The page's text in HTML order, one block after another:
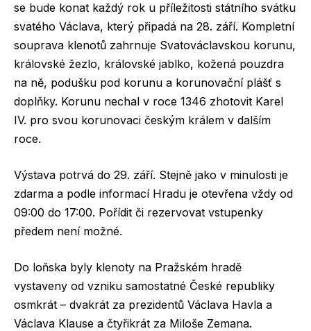
se bude konat každý rok u příležitosti státního svátku
svatého Václava, který připadá na 28. září. Kompletní
souprava klenotů zahrnuje Svatováclavskou korunu,
královské žezlo, královské jablko, kožená pouzdra
na ně, podušku pod korunu a korunovační plášť s
doplňky. Korunu nechal v roce 1346 zhotovit Karel
IV. pro svou korunovaci českým králem v dalším
roce.
Výstava potrvá do 29. září. Stejně jako v minulosti je
zdarma a podle informací Hradu je otevřena vždy od
09:00 do 17:00. Pořídit či rezervovat vstupenky
předem není možné.
Do loňska byly klenoty na Pražském hradě
vystaveny od vzniku samostatné České republiky
osmkrát – dvakrát za prezidentů Václava Havla a
Václava Klause a čtyřikrát za Miloše Zemana.